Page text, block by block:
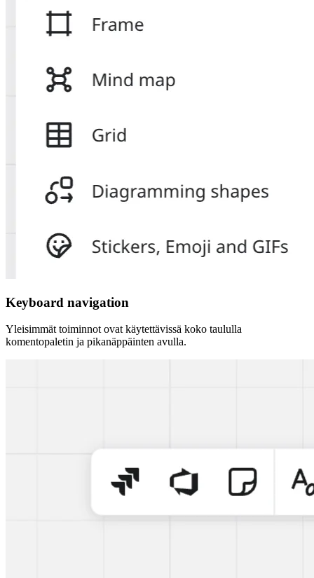
Keyboard navigation
Yleisimmät toiminnot ovat käytettävissä koko taululla
komentopaletin ja pikanäppäinten avulla.